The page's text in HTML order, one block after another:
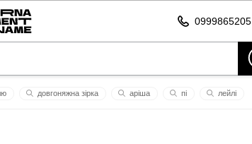
0999865205
довгоняжна зірка аріша пі
лейлі